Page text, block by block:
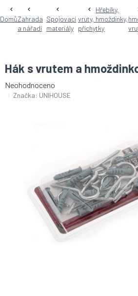
DomůZahrada
a nářadí
Spojovací
materiály
Hřebíky,
vruty, hmoždinky,
příchytky
Hák s vrutem a
Průměrné
hodnocení
Neohodnoceno
Značka: UNIHOUSE